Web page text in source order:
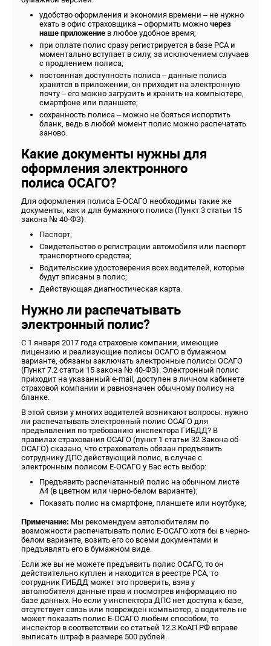
удобство оформления и экономия времени – не нужно
ехать в офис страховщика – оформить можно через
наше приложение в любое удобное время;
при оплате полис сразу регистрируется в базе РСА и
моментально вступает в силу, за исключением случаев
с продлением полиса;
постоянная доступность полиса – данные полиса
хранятся в приложении, он приходит на электронную
почту – его можно загрузить и хранить на компьютере,
смартфоне или планшете;
сохранность полиса – можно не бояться испортить
бланк, ведь в любой момент полис можно распечатать
заново.
Какие документы нужны для
оформления электронного
полиса ОСАГО?
Для оформления полиса Е-ОСАГО необходимы такие же
документы, как и для бумажного полиса (Пункт 3 статьи 15
закона № 40-ФЗ):
Паспорт;
Свидетельство о регистрации автомобиля или паспорт
транспортного средства;
Водительские удостоверения всех водителей, которые
будут вписаны в полис;
Действующая диагностическая карта.
Нужно ли распечатывать
электронный полис?
С 1 января 2017 года страховые компании, имеющие
лицензию и реализующие полисы ОСАГО в бумажном
варианте, обязаны заключать электронные полисы ОСАГО
(Пункт 7.2 статьи 15 закона № 40-ФЗ). Электронный полис
приходит на указанный e-mail, доступен в личном кабинете
страховой компании и равнозначен обычному полису на
бланке.
В этой связи у многих водителей возникают вопросы: нужно
ли распечатывать электронный полис ОСАГО для
предъявления по требованию инспектора ГИБДД? В
правилах страхования ОСАГО (пункт 1 статьи 32 Закона об
ОСАГО) сказано, что страхователь обязан предъявить
сотруднику ДПС действующий полис, в случае с
электронным полисом Е-ОСАГО у Вас есть выбор:
Предъявить распечатанный полис на обычном листе
А4 (в цветном или черно-белом варианте);
Показать полис на смартфоне, планшете или ноутбуке;
Примечание: Мы рекомендуем автолюбителям по
возможности распечатывать полис Е-ОСАГО хотя бы в черно-
белом варианте, возить его со всеми документами и
предъявлять его в бумажном виде.
Если же вы не можете предъявить полис ОСАГО, то он
действительно куплен и находится в реестре РСА, то
сотрудник ГИБДД может это проверить, взяв у
автолюбителя данные прав и посмотрев информацию по
базе данных. Но если у инспектора ДПС нет доступа к базе,
отсутствует связь или поврежден компьютер, а водитель не
может показать полис Е-ОСАГО любым способом, то
инспектор в соответствии со статьей 12.3 КоАП РФ вправе
выписать штраф в размере 500 рублей.